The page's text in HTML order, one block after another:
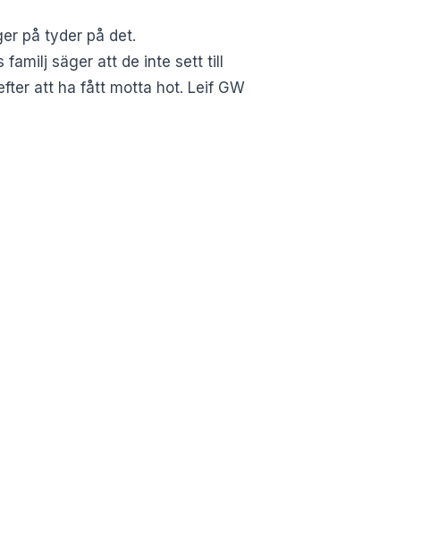
på tyder på det.
säger att de inte sett till
att ha fått motta hot. Leif GW